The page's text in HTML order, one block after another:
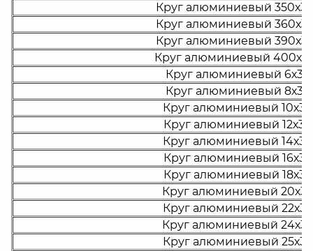
Круг алюминиевый
Круг алюминиевый
Круг алюминиевый
Круг алюминиевый
Круг алюминиевый
Круг алюминиевый
Круг алюминиевый
Круг алюминиевый
Круг алюминиевый
Круг алюминиевый
Круг алюминиевый
Круг алюминиевый
Круг алюминиевый
Круг алюминиевый
Круг алюминиевый